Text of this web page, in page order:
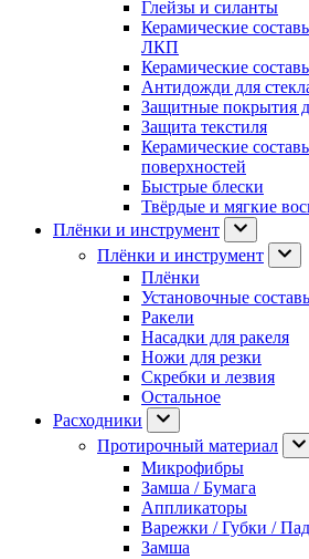
Глейзы и силанты
Керамические
ЛКП
Керамические
Антидожди для
Защитные покрытия
Защита текстиля
Керамические
поверхностей
Быстрые блески
Твёрдые и мягкие
Плёнки и инструмент
Плёнки и инструмент
Плёнки
Установочные
Ракели
Насадки для ракеля
Ножи для резки
Скребки и лезвия
Остальное
Расходники
Протирочный материал
Микрофибры
Замша / Бумага
Аппликаторы
Варежки / Губки /
Замша